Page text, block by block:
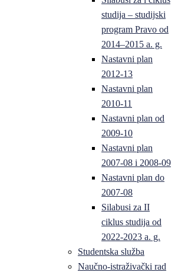
studija – studijski
program Pravo od
2014–2015 a. g.
Nastavni plan
2012-13
Nastavni plan
2010-11
Nastavni plan od
2009-10
Nastavni plan
2007-08 i 2008-09
Nastavni plan do
2007-08
Silabusi za II
ciklus studija od
2022-2023 a. g.
Studentska služba
Naučno-istraživački rad